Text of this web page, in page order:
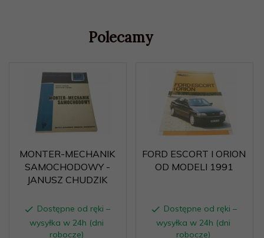
Polecamy
MONTER-MECHANIK
SAMOCHODOWY -
JANUSZ CHUDZIK
Dostępne od ręki –
wysyłka w 24h (dni
robocze)
FORD ESCORT I ORION
OD MODELI 1991
Dostępne od ręki –
wysyłka w 24h (dni
robocze)